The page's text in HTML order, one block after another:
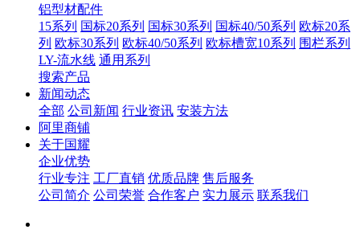
铝型材配件
15系列 国标20系列 国标30系列 国标40/50系列 欧标20系
列 欧标30系列 欧标40/50系列 欧标槽宽10系列 围栏系列
LY-流水线 通用系列
搜索产品
新闻动态
全部 公司新闻 行业资讯 安装方法
阿里商铺
关于国耀
企业优势
行业专注 工厂直销 优质品牌 售后服务
公司简介 公司荣誉 合作客户 实力展示 联系我们